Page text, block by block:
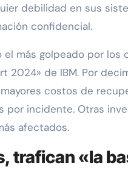
debilidad en sus
confidencial.
más golpeado por los
2024» de IBM. Por
costos de
por incidente. Otras
afectados.
trafican «la